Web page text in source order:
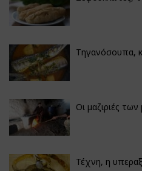
Τηγανόσουπα,
Οι μαζιριές
Τέχνη, η